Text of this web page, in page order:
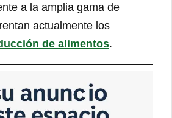
a la amplia gama de
actualmente los
de alimentos.